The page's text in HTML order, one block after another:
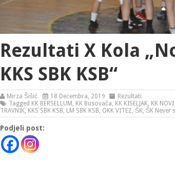
Rezultati X Kola
KKS SBK KSB“
Mirza Šišić 18 Decembra, 2019
Rezultati
Tagged KK BERSELLUM , KK Busovača, KK KISELJAK, KK
TRAVNIK, KKS SBK KSB, LM SBK KSB, OKK VITEZ, ŠK, ŠK Never
Podjeli post: